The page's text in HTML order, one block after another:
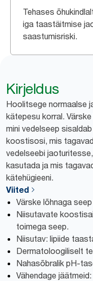
Tehases
iga taastäitmise
saastumisriski.
Kirjeldus
Hoolitsege normaalse
kätepesu korral.
mini vedelseep
koostisosi, mis
vedelseebi
kasutada ja mis
kätehügieeni.
Viited
Värske lõhnaga
Niisutavate
toimega seep.
Niisutav: lipiide
Dermatoloogiliselt
Nahasõbralik pH-
Vähendage